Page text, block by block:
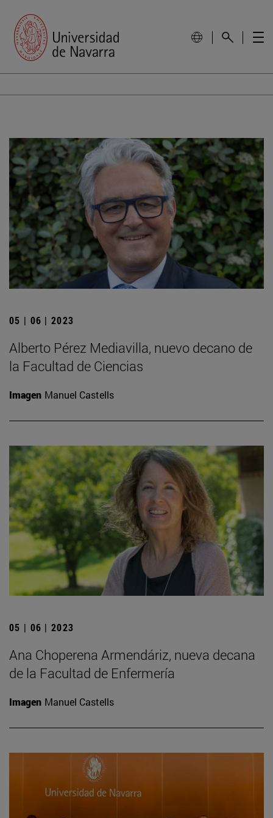
05 | 06 | 2023
Alberto Pérez Mediavilla, nuevo decano de
la Facultad de Ciencias
Imagen Manuel Castells
05 | 06 | 2023
Ana Choperena Armendáriz, nueva decana
de la Facultad de Enfermería
Imagen Manuel Castells